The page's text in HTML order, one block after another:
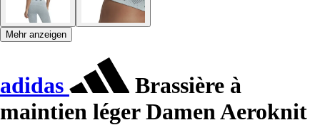
Mehr anzeigen
adidas
Brassière à
maintien léger Damen Aeroknit